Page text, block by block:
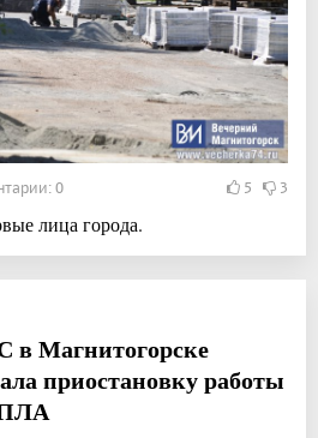
0 5 3
лица города.
в Магнитогорске
приостановку работы